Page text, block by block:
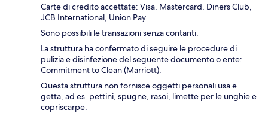
Carte di credito accettate: Visa, Mastercard, Diners Club,
JCB International, Union Pay
Sono possibili le transazioni senza contanti.
La struttura ha confermato di seguire le procedure di
pulizia e disinfezione del seguente documento o ente:
Commitment to Clean (Marriott).
Questa struttura non fornisce oggetti personali usa e
getta, ad es. pettini, spugne, rasoi, limette per le unghie e
copriscarpe.